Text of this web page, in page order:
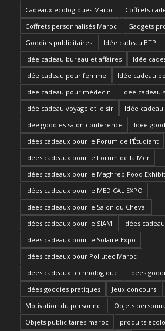
Cadeaux écologiques Maroc
Coffrets
Coffrets personnalisés Maroc
Gadgets
Goodies publicitaires
Idée cadeau BTP
Idée cadeau bureau et affaires
Idée
Idée cadeau pour femme
Idée cadeau
Idée cadeau pour médecin
Idée cadeau
Idée cadeau voyage et loisir
Idée cadeau
Idée goodies salon conférence
Idée
Idées cadeaux pour le Forum de l'Étudiant
Idées cadeaux pour le Forum de la Mer
Idées cadeaux pour le Maghreb Food
Idées cadeaux pour le MEDICAL EXPO
Idées cadeaux pour le Salon du Cheval
Idées cadeaux pour le SIAM
Idées
Idées cadeaux pour le Solaire Expo
Idées cadeaux pour Pollutec Maroc
Idées cadeaux technologique
Idées
Idées goodies pratiques
Jeux concours
Motivation du personnel
Objets
Objets publicitaires maroc
produits